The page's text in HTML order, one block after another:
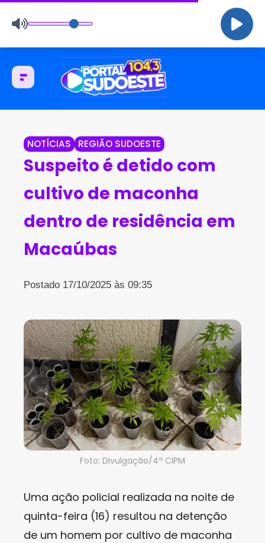
NOTÍCIAS REGIÃO SUDOESTE
Suspeito é detido com
cultivo de maconha
dentro de residência em
Macaúbas
Postado 17/10/2025 às 09:35
Foto: Divulgação/4ª CIPM
Uma ação policial realizada na noite de
quinta-feira (16) resultou na detenção
de um homem por cultivo de maconha